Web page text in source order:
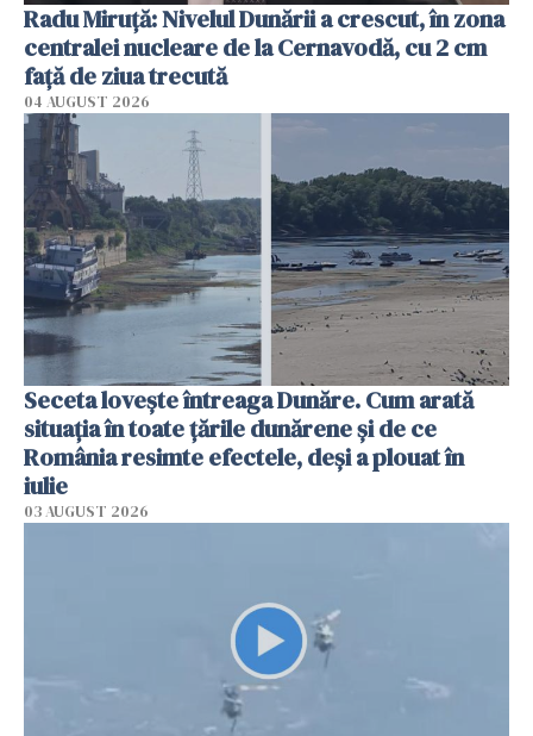
Radu Miruţă: Nivelul Dunării a crescut, în zona
centralei nucleare de la Cernavodă, cu 2 cm
faţă de ziua trecută
04 AUGUST 2026
Seceta lovește întreaga Dunăre. Cum arată
situația în toate țările dunărene și de ce
România resimte efectele, deși a plouat în
iulie
03 AUGUST 2026